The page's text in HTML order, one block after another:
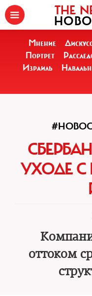
THE
Мнение
Портрет
Израиль
УХОДЕ С
оттоком